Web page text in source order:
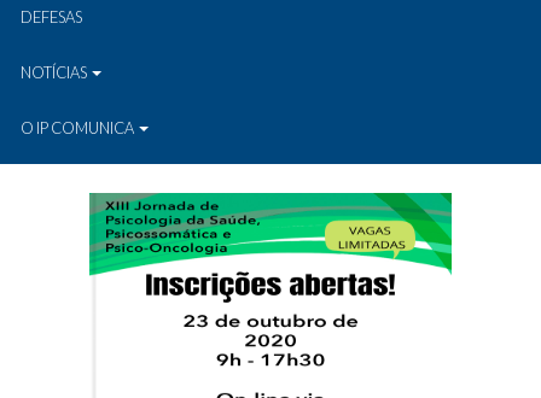
DEFESAS
NOTÍCIAS
O IP COMUNICA